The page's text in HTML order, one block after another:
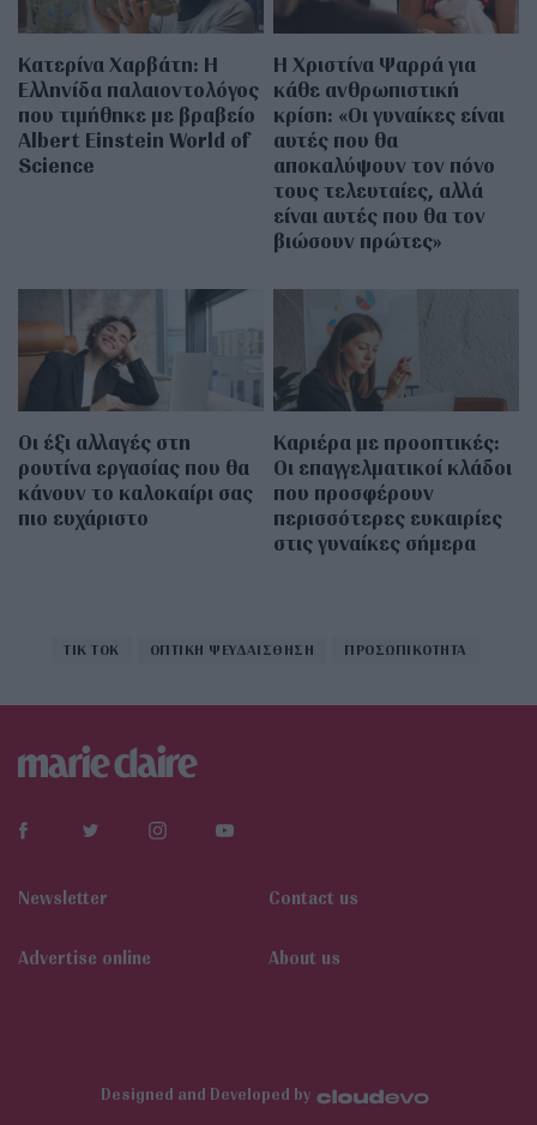
Κατερίνα Χαρβάτη: H
Ελληνίδα παλαιοντολόγος
που τιμήθηκε με βραβείο
Albert Einstein World of
Science
H Χριστίνα Ψαρρά για
κάθε ανθρωπιστική
κρίση: «Οι γυναίκες είναι
αυτές που θα
αποκαλύψουν τον πόνο
τους τελευταίες, αλλά
είναι αυτές που θα τον
βιώσουν πρώτες»
Οι έξι αλλαγές στη
ρουτίνα εργασίας που θα
κάνουν το καλοκαίρι σας
πιο ευχάριστο
Καριέρα με προοπτικές:
Οι επαγγελματικοί κλάδοι
που προσφέρουν
περισσότερες ευκαιρίες
στις γυναίκες σήμερα
TIK TOK ΟΠΤΙΚΗ ΨΕΥΔΑΙΣΘΗΣΗ ΠΡΟΣΩΠΙΚΟΤΗΤΑ
Newsletter Contact us
Αdvertise online About us
Designed and Developed by